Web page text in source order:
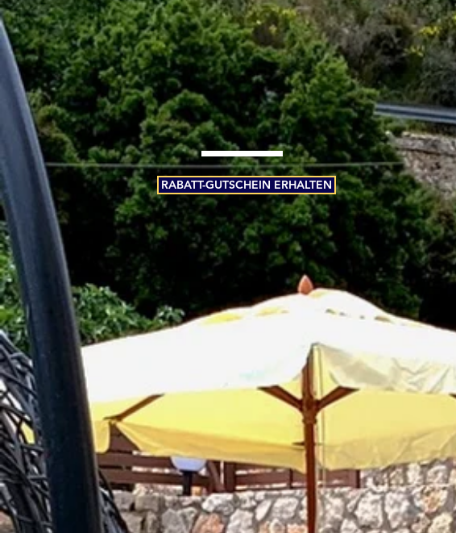
RABATT-GUTSCHEIN ERHALTEN
NOT INCLUDING TAXES